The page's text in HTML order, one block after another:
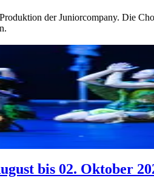
der Juniorcompany. Die
bis 02. Oktober